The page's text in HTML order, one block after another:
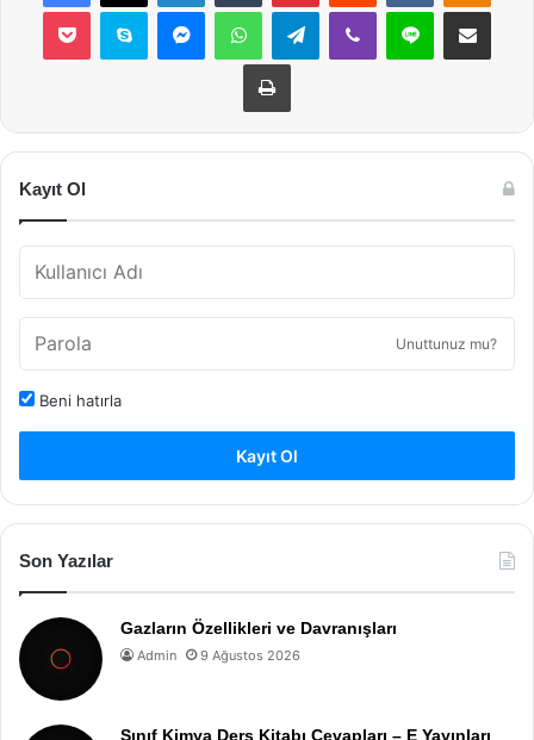
Pocket Skype MessengerWhatsAppTelegramViber Line E-Posta ile
Yazdır
Kayıt Ol
Unuttunuz mu?
Beni hatırla
Kayıt Ol
Son Yazılar
Gazların Özellikleri ve Davranışları
Admin 9 Ağustos 2026
Sınıf Kimya Ders Kitabı Cevapları – E Yayınları